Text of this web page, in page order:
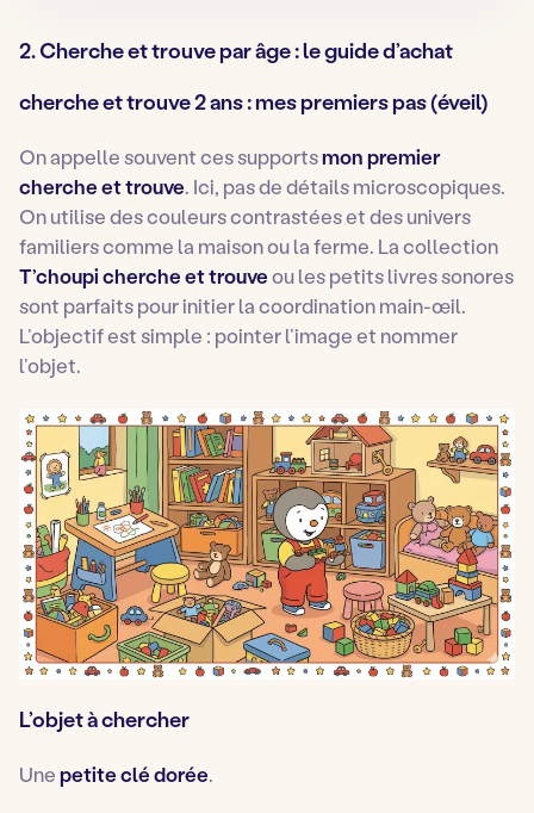
2. Cherche et trouve par âge : le guide d’achat
cherche et trouve 2 ans : mes premiers pas (éveil)
On appelle souvent ces supportsmon premier
cherche et trouve. Ici, pas de détails microscopiques.
On utilise des couleurs contrastées et des univers
familiers comme la maison ou la ferme. La collection
T’choupi cherche et trouveou les petits livres sonores
sont parfaits pour initier la coordination main-œil.
L’objectif est simple : pointer l’image et nommer
l’objet.
L’objet à chercher
Unepetite clé dorée.